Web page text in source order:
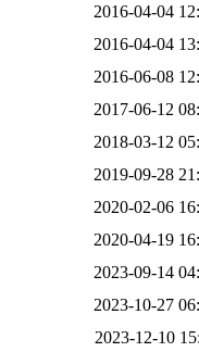
2016-04-04
2016-04-04
2016-06-08
2017-06-12
2018-03-12
2019-09-28
2020-02-06
2020-04-19
2023-09-14
2023-10-27
2023-12-10